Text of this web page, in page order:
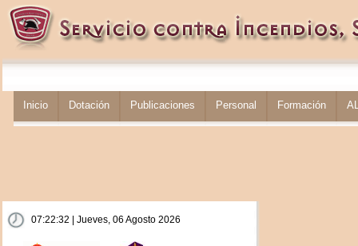
Inicio Dotación Publicaciones Personal Formación
07:22:32 | Jueves, 06 Agosto 2026